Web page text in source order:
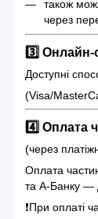
також
через
3️⃣ Онлайн-
Доступні
(Visa/
4️⃣ Оплата
(через
Оплата
та А-Банку —
❗️При оплаті